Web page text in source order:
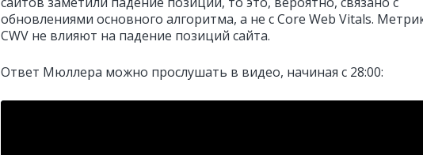
обновлениями основного алгоритма, а не сCore Web Vitals.
CWV не влияют на падение позиций сайта.
Ответ Мюллера можно прослушать в видео, начиная с 28:00: